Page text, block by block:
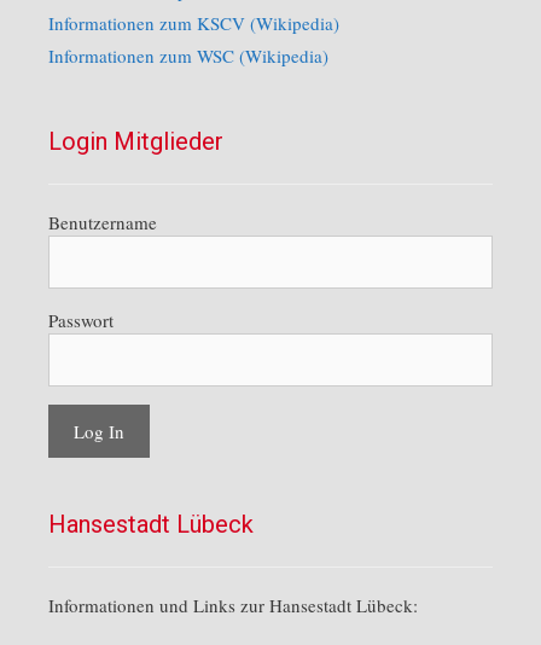
Informationen zum KSCV (Wikipedia)
Informationen zum WSC (Wikipedia)
Login Mitglieder
Benutzername
Passwort
Hansestadt Lübeck
Informationen und Links zur Hansestadt Lübeck: